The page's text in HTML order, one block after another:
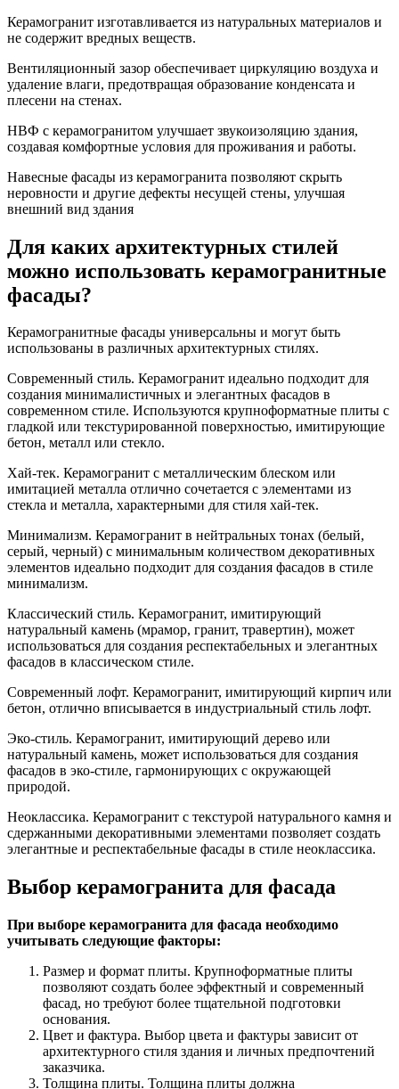
Керамогранит изготавливается из натуральных материалов и
не содержит вредных веществ.
Вентиляционный зазор обеспечивает циркуляцию воздуха и
удаление влаги, предотвращая образование конденсата и
плесени на стенах.
НВФ с керамогранитом улучшает звукоизоляцию здания,
создавая комфортные условия для проживания и работы.
Навесные фасады из керамогранита позволяют скрыть
неровности и другие дефекты несущей стены, улучшая
внешний вид здания
Для каких архитектурных стилей
можно использовать керамогранитные
фасады?
Керамогранитные фасады универсальны и могут быть
использованы в различных архитектурных стилях.
Современный стиль. Керамогранит идеально подходит для
создания минималистичных и элегантных фасадов в
современном стиле. Используются крупноформатные плиты с
гладкой или текстурированной поверхностью, имитирующие
бетон, металл или стекло.
Хай-тек. Керамогранит с металлическим блеском или
имитацией металла отлично сочетается с элементами из
стекла и металла, характерными для стиля хай-тек.
Минимализм. Керамогранит в нейтральных тонах (белый,
серый, черный) с минимальным количеством декоративных
элементов идеально подходит для создания фасадов в стиле
минимализм.
Классический стиль. Керамогранит, имитирующий
натуральный камень (мрамор, гранит, травертин), может
использоваться для создания респектабельных и элегантных
фасадов в классическом стиле.
Современный лофт. Керамогранит, имитирующий кирпич или
бетон, отлично вписывается в индустриальный стиль лофт.
Эко-стиль. Керамогранит, имитирующий дерево или
натуральный камень, может использоваться для создания
фасадов в эко-стиле, гармонирующих с окружающей
природой.
Неоклассика. Керамогранит с текстурой натурального камня и
сдержанными декоративными элементами позволяет создать
элегантные и респектабельные фасады в стиле неоклассика.
Выбор керамогранита для фасада
При выборе керамогранита для фасада необходимо
учитывать следующие факторы:
Размер и формат плиты. Крупноформатные плиты
позволяют создать более эффектный и современный
фасад, но требуют более тщательной подготовки
основания.
Цвет и фактура. Выбор цвета и фактуры зависит от
архитектурного стиля здания и личных предпочтений
заказчика.
Толщина плиты. Толщина плиты должна